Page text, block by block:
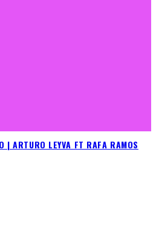
| ARTURO LEYVA FT RAFA RAMOS